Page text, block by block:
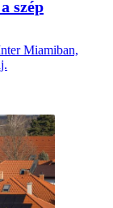
szép
Miamiban,